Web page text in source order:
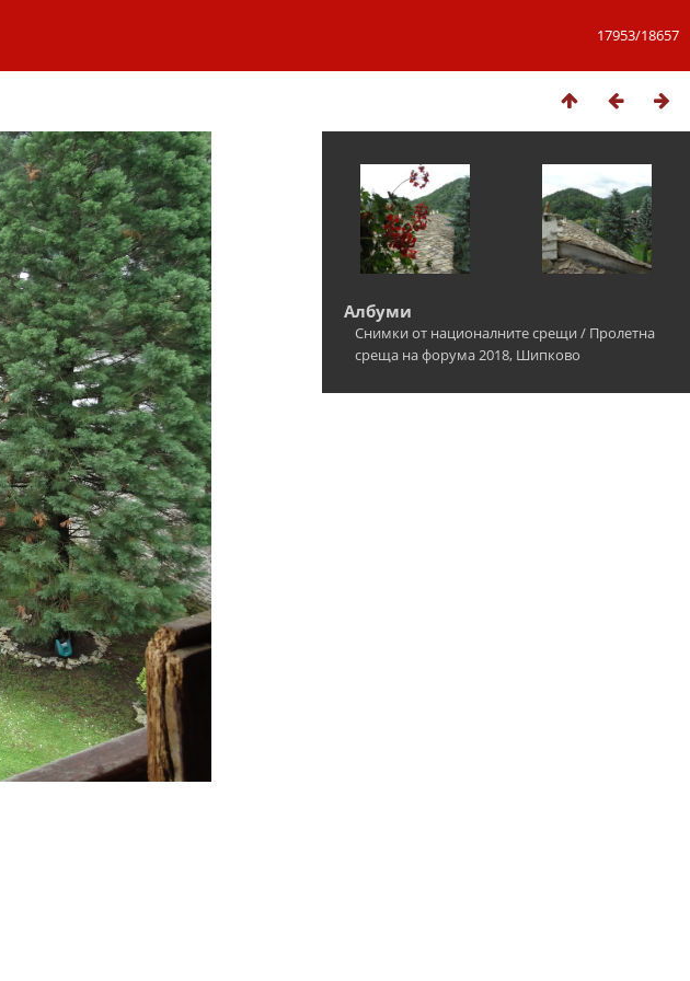
17953/18657
Албуми
Снимки от националните срещи / Пролетна
среща на форума 2018, Шипково